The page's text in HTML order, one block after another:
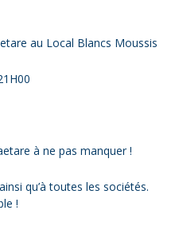
au Local Blancs Moussis
à ne pas manquer !
qu’à toutes les sociétés.
!